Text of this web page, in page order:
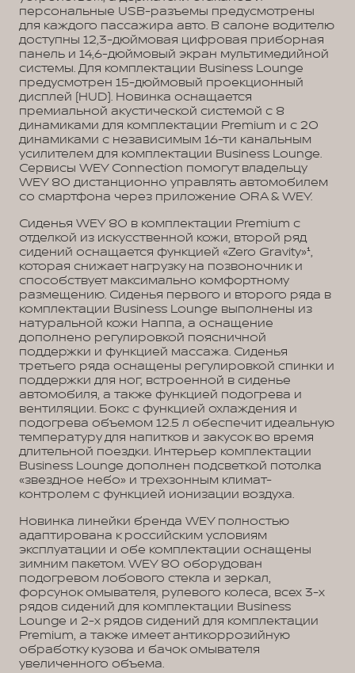
персональные USB-разъемы предусмотрены
для каждого пассажира авто. В салоне водителю
доступны 12,3-дюймовая цифровая приборная
панель и 14,6-дюймовый экран мультимедийной
системы. Для комплектации Business Lounge
предусмотрен 15-дюймовый проекционный
дисплей (HUD). Новинка оснащается
премиальной акустической системой с 8
динамиками для комплектации Premium и с 20
динамиками с независимым 16-ти канальным
усилителем для комплектации Business Lounge.
Сервисы WEY Connection помогут владельцу
WEY 80 дистанционно управлять автомобилем
со смартфона через приложение ORA & WEY.
Сиденья WEY 80 в комплектации Premium с
отделкой из искусственной кожи, второй ряд
сидений оснащается функцией «Zero Gravity»¹,
которая снижает нагрузку на позвоночник и
способствует максимально комфортному
размещению. Сиденья первого и второго ряда в
комплектации Business Lounge выполнены из
натуральной кожи Наппа, а оснащение
дополнено регулировкой поясничной
поддержки и функцией массажа. Сиденья
третьего ряда оснащены регулировкой спинки и
поддержки для ног, встроенной в сиденье
автомобиля, а также функцией подогрева и
вентиляции. Бокс с функцией охлаждения и
подогрева объемом 12.5 л обеспечит идеальную
температуру для напитков и закусок во время
длительной поездки. Интерьер комплектации
Business Lounge дополнен подсветкой потолка
«звездное небо» и трехзонным климат-
контролем с функцией ионизации воздуха.
Новинка линейки бренда WEY полностью
адаптирована к российским условиям
эксплуатации и обе комплектации оснащены
зимним пакетом. WEY 80 оборудован
подогревом лобового стекла и зеркал,
форсунок омывателя, рулевого колеса, всех 3-х
рядов сидений для комплектации Business
Lounge и 2-х рядов сидений для комплектации
Premium, а также имеет антикоррозийную
обработку кузова и бачок омывателя
увеличенного объема.